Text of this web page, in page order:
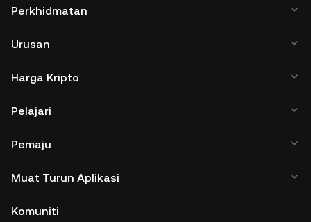
Perkhidmatan
Urusan
Harga Kripto
Pelajari
Pemaju
Muat Turun Aplikasi
Komuniti